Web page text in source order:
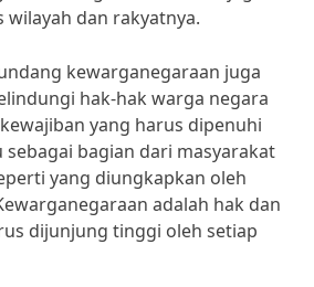
wilayah dan rakyatnya.
kewarganegaraan juga
hak-hak warga negara
yang harus dipenuhi
bagian dari masyarakat
yang diungkapkan oleh
adalah hak dan
dijunjung tinggi oleh setiap